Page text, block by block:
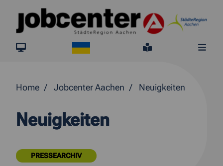
Springe direkt zum Inhalt
jobcenter.digital
Leichte
Home Jobcenter Aachen Neuigkeiten
Neuigkeiten
PRESSEARCHIV